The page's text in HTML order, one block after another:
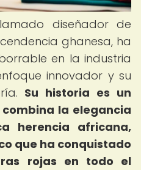
diseñador de
ghanesa, ha
en la industria
innovador y su
Su historia es un
la elegancia
herencia africana,
que ha conquistado
rojas en todo el